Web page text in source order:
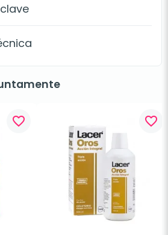
favorite_border favorite_border